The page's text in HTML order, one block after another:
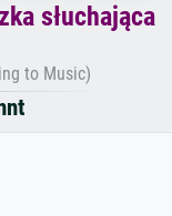
słuchająca
to Music)